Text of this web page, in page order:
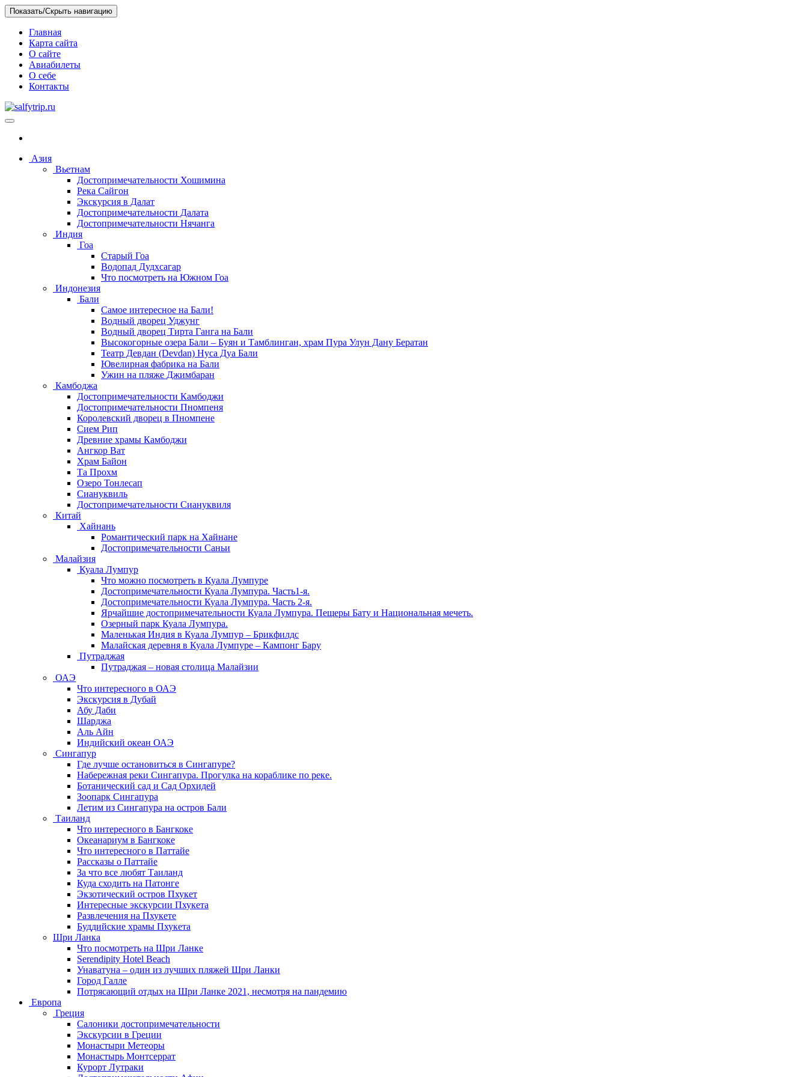
Skip
to
content
Показать/Скрыть навигацию
Главная
Карта сайта
О сайте
Авиабилеты
О себе
Контакты
Азия
Вьетнам
Достопримечательности Хошимина
Река Сайгон
Экскурсия в Далат
Достопримечательности Далата
Достопримечательности Нячанга
Индия
Гоа
Старый Гоа
Водопад Дудхсагар
Что посмотреть на Южном Гоа
Индонезия
Бали
Самое интересное на Бали!
Водный дворец Уджунг
Водный дворец Тирта Ганга на Бали
Высокогорные озера Бали – Буян и Тамблинган, храм Пура Улун Дану Бератан
Театр Девдан (Devdan) Нуса Дуа Бали
Ювелирная фабрика на Бали
Ужин на пляже Джимбаран
Камбоджа
Достопримечательности Камбоджи
Достопримечательности Пномпеня
Королевский дворец в Пномпене
Сием Рип
Древние храмы Камбоджи
Ангкор Ват
Храм Байон
Та Прохм
Озеро Тонлесап
Сиануквиль
Достопримечательности Сиануквиля
Китай
Хайнань
Романтический парк на Хайнане
Достопримечательности Саньи
Малайзия
Куала Лумпур
Что можно посмотреть в Куала Лумпуре
Достопримечательности Куала Лумпура. Часть1-я.
Достопримечательности Куала Лумпура. Часть 2-я.
Ярчайшие достопримечательности Куала Лумпура. Пещеры Бату и Национальная мечеть.
Озерный парк Куала Лумпура.
Маленькая Индия в Куала Лумпур – Брикфилдс
Малайская деревня в Куала Лумпуре – Кампонг Бару
Путраджая
Путраджая – новая столица Малайзии
ОАЭ
Что интересного в ОАЭ
Экскурсия в Дубай
Абу Даби
Шарджа
Аль Айн
Индийский океан ОАЭ
Сингапур
Где лучше остановиться в Сингапуре?
Набережная реки Сингапура. Прогулка на кораблике по реке.
Ботанический сад и Сад Орхидей
Зоопарк Сингапура
Летим из Сингапура на остров Бали
Таиланд
Что интересного в Бангкоке
Океанариум в Бангкоке
Что интересного в Паттайе
Рассказы о Паттайе
За что все любят Таиланд
Куда сходить на Патонге
Экзотический остров Пхукет
Интересные экскурсии Пхукета
Развлечения на Пхукете
Буддийские храмы Пхукета
Шри Ланка
Что посмотреть на Шри Ланке
Serendipity Hotel Beach
Унаватуна – один из лучших пляжей Шри Ланки
Город Галле
Потрясающий отдых на Шри Ланке 2021, несмотря на пандемию
Европа
Греция
Салоники достопримечательности
Экскурсии в Греции
Монастыри Метеоры
Монастырь Монтсеррат
Курорт Лутраки